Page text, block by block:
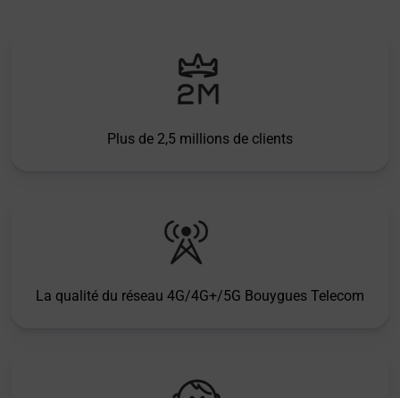
Plus de 2,5 millions de clients
La qualité du réseau 4G/4G+/5G Bouygues Telecom